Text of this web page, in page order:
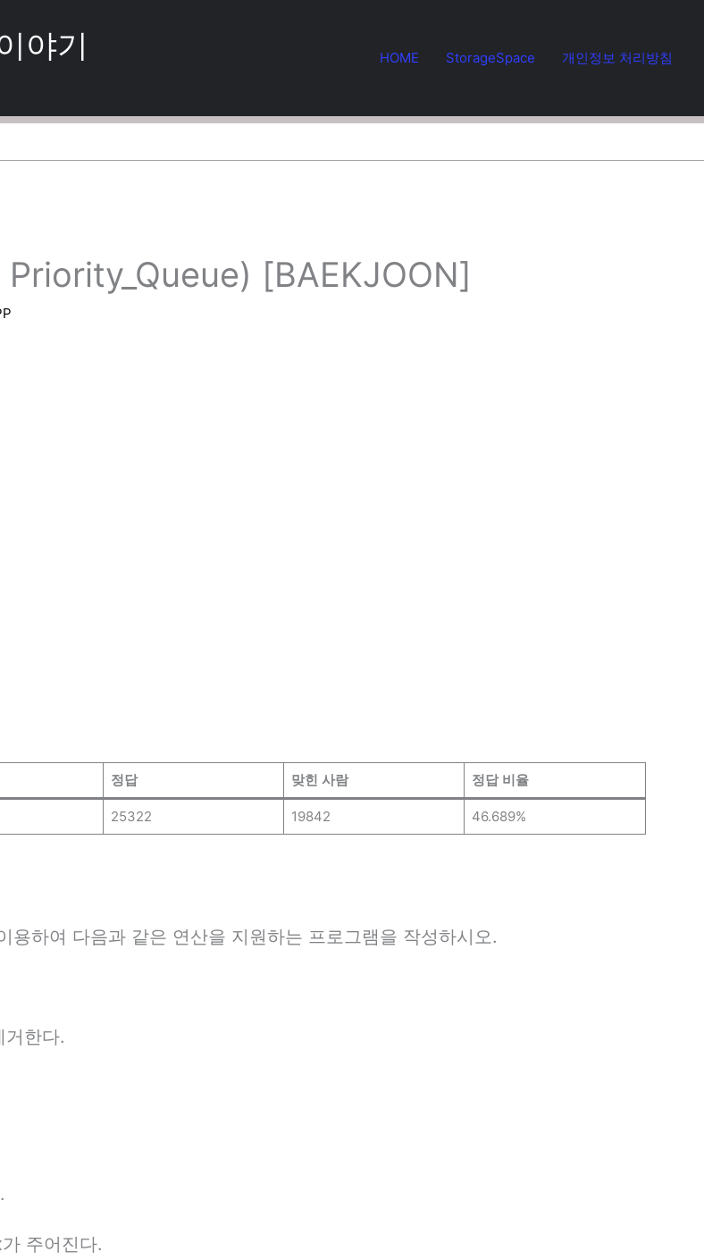
야기 HOME StorageSpace 개인정보 처리방침
[BAEKJOON]
정답 맞힌 사람 정답 비율
25322 19842 46.689%
하여 다음과 같은 연산을 지원하는 프로그램을 작성하시오.
한다.
주어진다.